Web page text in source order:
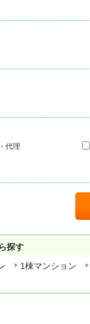
代理
探す
1棟マンション